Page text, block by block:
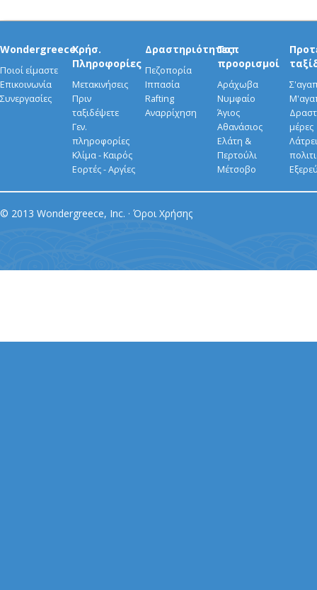
Wondergreece
Ποιοί είμαστε
Επικοινωνία
Συνεργασίες
Χρήσ.
Πληροφορίες
Μετακινήσεις
Πριν
ταξιδέψετε
Γεν.
πληροφορίες
Κλίμα - Καιρός
Εορτές - Αργίες
Δραστηριότητες
Πεζοπορία
Ιππασία
Rafting
Αναρρίχηση
Τοπ
προορισμοί
Αράχωβα
Νυμφαίο
Άγιος
Αθανάσιος
Ελάτη &
Περτούλι
Μέτσοβο
μέρες
© 2013 Wondergreece, Inc. · Όροι Χρήσης